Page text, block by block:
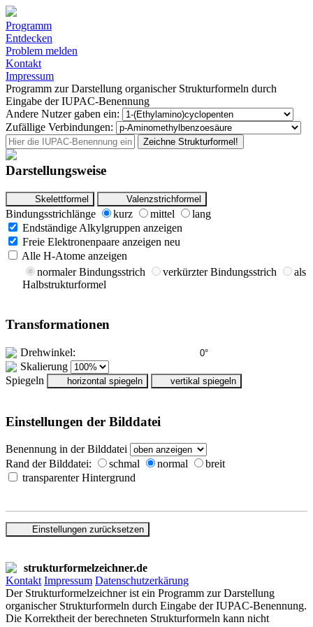
Programm
Entdecken
Problem melden
Kontakt
Impressum
Programm zur Darstellung organischer Strukturformeln durch
Eingabe der IUPAC-Benennung
Andere Nutzer gaben ein:
Zufällige Verbindungen:
Zeichne Strukturformel!
Darstellungsweise
Skelettformel Valenzstrichformel
Bindungsstrichlänge kurz mittel
lang
Endständige Alkylgruppen anzeigen
Freie Elektronenpaare anzeigen neu
Alle H-Atome anzeigen
normaler Bindungsstrich
verkürzter Bindungsstrich
als
Halbstrukturformel
Transformationen
Drehwinkel:
Skalierung
Spiegeln
horizontal spiegeln vertikal spiegeln
Einstellungen der Bilddatei
Benennung in der Bilddatei
Rand der Bilddatei:
schmal normal
breit
transparenter Hintergrund
Einstellungen zurücksetzen
strukturformelzeichner.de
Kontakt Impressum Datenschutzerkärung
Der Strukturformelzeichner ist ein Programm zur Darstellung
organischer Strukturformeln durch Eingabe der IUPAC-Benennung.
Die Korrektheit der berechneten Strukturformeln kann nicht